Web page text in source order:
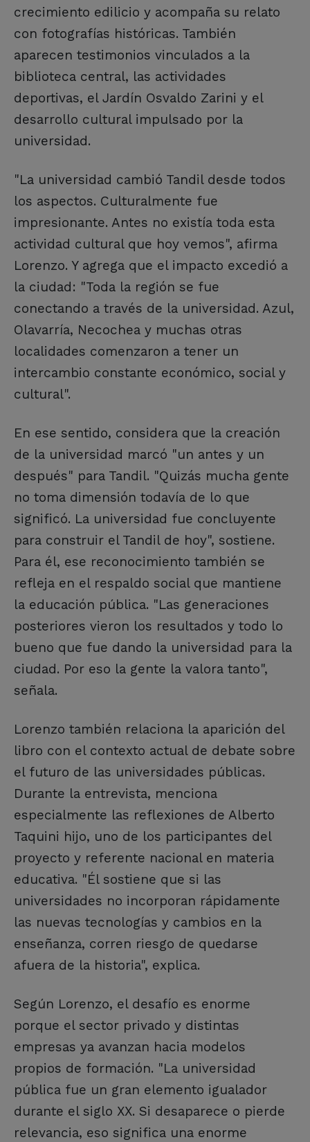
crecimiento edilicio y acompaña su relato
con fotografías históricas. También
aparecen testimonios vinculados a la
biblioteca central, las actividades
deportivas, el Jardín Osvaldo Zarini y el
desarrollo cultural impulsado por la
universidad.
"La universidad cambió Tandil desde todos
los aspectos. Culturalmente fue
impresionante. Antes no existía toda esta
actividad cultural que hoy vemos", afirma
Lorenzo. Y agrega que el impacto excedió a
la ciudad: "Toda la región se fue
conectando a través de la universidad. Azul,
Olavarría, Necochea y muchas otras
localidades comenzaron a tener un
intercambio constante económico, social y
cultural".
En ese sentido, considera que la creación
de la universidad marcó "un antes y un
después" para Tandil. "Quizás mucha gente
no toma dimensión todavía de lo que
significó. La universidad fue concluyente
para construir el Tandil de hoy", sostiene.
Para él, ese reconocimiento también se
refleja en el respaldo social que mantiene
la educación pública. "Las generaciones
posteriores vieron los resultados y todo lo
bueno que fue dando la universidad para la
ciudad. Por eso la gente la valora tanto",
señala.
Lorenzo también relaciona la aparición del
libro con el contexto actual de debate sobre
el futuro de las universidades públicas.
Durante la entrevista, menciona
especialmente las reflexiones de Alberto
Taquini hijo, uno de los participantes del
proyecto y referente nacional en materia
educativa. "Él sostiene que si las
universidades no incorporan rápidamente
las nuevas tecnologías y cambios en la
enseñanza, corren riesgo de quedarse
afuera de la historia", explica.
Según Lorenzo, el desafío es enorme
porque el sector privado y distintas
empresas ya avanzan hacia modelos
propios de formación. "La universidad
pública fue un gran elemento igualador
durante el siglo XX. Si desaparece o pierde
relevancia, eso significa una enorme